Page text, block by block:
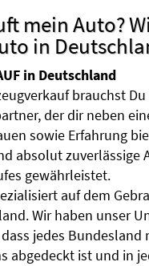
mein Auto?
in
in Deutschland
brauchst
der dir neben
sowie Erfahrung
absolut zuverlässige
gewährleistet.
auf dem
Wir haben unser
jedes Bundesland
abgedeckt ist und in